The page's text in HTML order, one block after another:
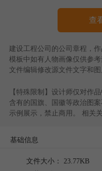
查
建设工程公司的公司章程 ，
模板中如有人物画像仅供参
文件编辑修改源文件文字和
【特殊限制】设计师仅对作
含有的国旗、国徽等政治图
示例展示，禁止商用。 相关
基础信息
文件大小： 23.77KB